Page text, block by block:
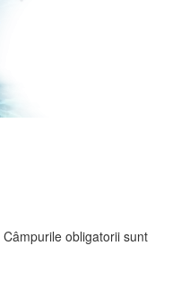
Câmpurile obligatorii sunt